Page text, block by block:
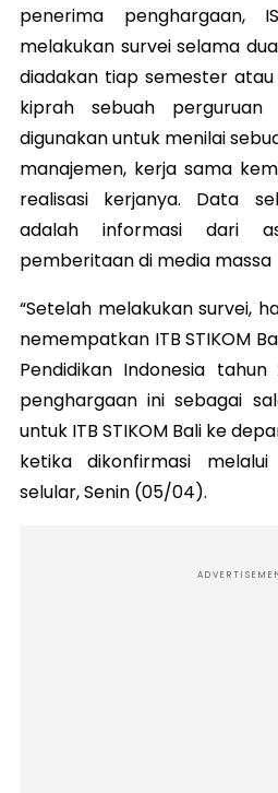
penerima penghargaan,
melakukan survei selama
diadakan tiap semester
kiprah sebuah
digunakan untuk menilai
manajemen, kerja sama
realisasi kerjanya. Data
adalah informasi dari
pemberitaan di media massa
“Setelah melakukan survei,
nemempatkan ITB STIKOM
Pendidikan Indonesia
penghargaan ini sebagai
untuk ITB STIKOM Bali ke
ketika dikonfirmasi
selular, Senin (05/04).